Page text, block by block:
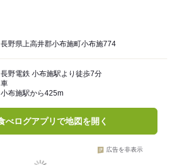
長野県上高井郡小布施町小布施774
長野電鉄 小布施駅より徒歩7分
車
小布施駅から425m
べログアプリで地図を開く
広告を非表示